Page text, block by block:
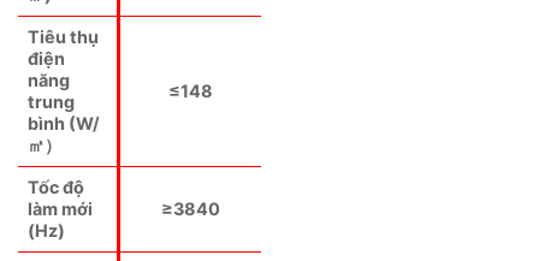
Tiêu thụ
điện
năng
trung
bình (W/
㎡）
≤148
Tốc độ
làm mới
(Hz)
≥3840